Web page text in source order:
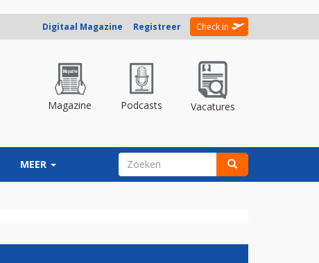
Digitaal Magazine Registreer Check in
Magazine Podcasts Vacatures
MEER ZOEKVELD